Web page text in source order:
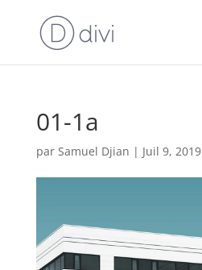
01-1a
par Samuel Djian | Juil 9, 2019